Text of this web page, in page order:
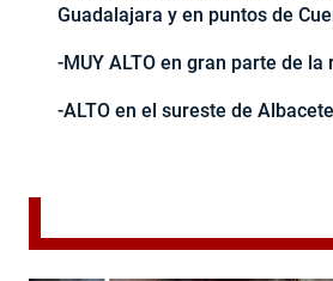
Guadalajara y en puntos de
-MUY ALTO en gran parte de la
-ALTO en el sureste de